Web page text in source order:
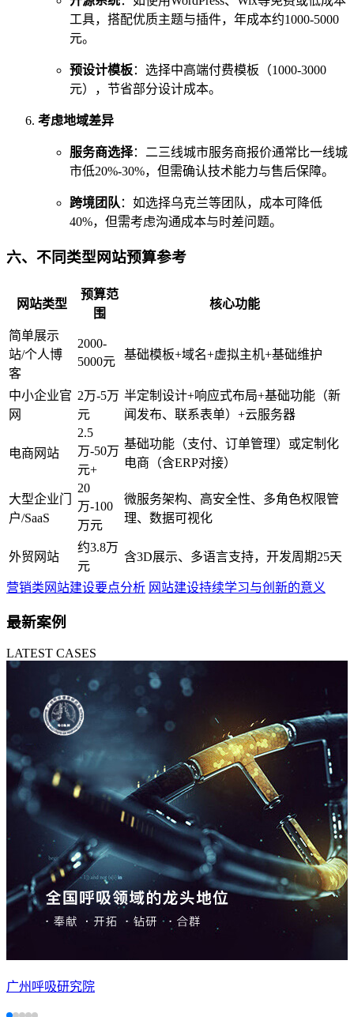
工具，搭配优质主题与插件，年成本约1000-5000
元。
预设计模板：选择中高端付费模板（1000-3000
元），节省部分设计成本。
考虑地域差异
服务商选择：二三线城市服务商报价通常比一线城
市低20%-30%，但需确认技术能力与售后保障。
跨境团队 ：如选择乌克兰等团队，成本可降低
40%，但需考虑沟通成本与时差问题。
六、不同类型网站预算参考
网站类型
预算范
围
核心功能
简单展示
站/个人博
客
2000-
5000元
基础模板+域名+虚拟主机+基础维护
中小企业官
网
2万-5万
元
半定制设计+响应式布局+基础功能（新
闻发布、联系表单）+云服务器
电商网站
2.5
万-50万
元+
基础功能（支付、订单管理）或定制化
电商（含ERP对接）
大型企业门
户/SaaS
20
万-100
万元
微服务架构、高安全性、多角色权限管
理、数据可视化
外贸网站
约3.8万
元
含3D展示、多语言支持，开发周期25天
营销类网站建设要点分析 网站建设持续学习与创新的意义
最新案例
LATEST CASES
广州呼吸研究院